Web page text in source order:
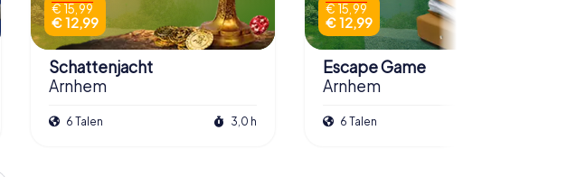
€ 15,99
€ 12,99
Schattenjacht
Arnhem
6 Talen 3,0 h
€ 15,99
€ 12,99
Escape Game
Arnhem
6 Talen